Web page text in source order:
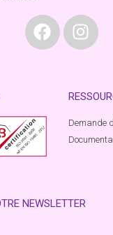
Demande
NEWSLETTER